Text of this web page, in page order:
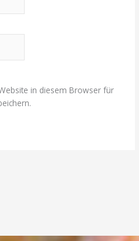
in diesem Browser für